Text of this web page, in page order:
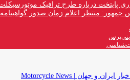
پایتخت درباره طرح ترافیک
جمهور: منتظر اعلام زمان صدور